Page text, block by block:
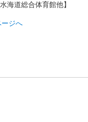
海道総合体育館他】
ージへ